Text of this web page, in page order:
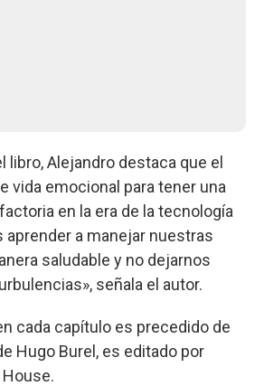
libro, Alejandro destaca que el
vida emocional para tener una
en la era de la tecnología
aprender a manejar nuestras
saludable y no dejarnos
señala el autor.
cada capítulo es precedido de
Hugo Burel, es editado por